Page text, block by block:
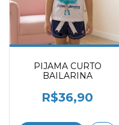
PIJAMA CURTO
BAILARINA
R$36,90